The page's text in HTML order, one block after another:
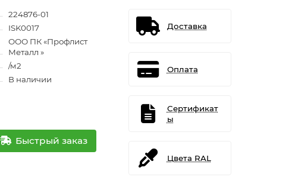
224876-01
ISK0017
ООО ПК «Профлист
Металл »
/м2
В наличии
Быстрый заказ
Доставка
Оплата
Сертификат
ы
Цвета RAL